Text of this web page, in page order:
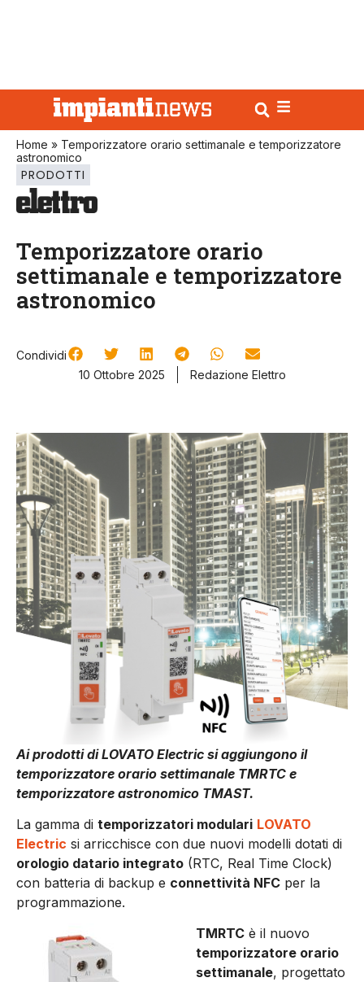
Home » Temporizzatore orario settimanale e temporizzatore
astronomico
PRODOTTI
Temporizzatore orario
settimanale e temporizzatore
astronomico
Condividi
10 Ottobre 2025
Redazione Elettro
Ai prodotti di LOVATO Electric si aggiungono il
temporizzatore orario settimanale TMRTC e
temporizzatore astronomico TMAST.
La gamma di temporizzatori modulari LOVATO
Electric si arricchisce con due nuovi modelli dotati di
orologio datario integrato (RTC, Real Time Clock)
con batteria di backup e connettività NFC per la
programmazione.
TMRTC è il nuovo
temporizzatore orario
settimanale, progettato